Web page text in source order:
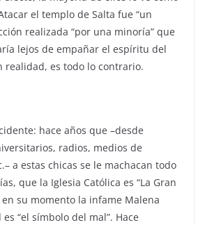
el templo de Salta fue “un
realizada “por una minoría” que
lejos de empañar el espíritu del
realidad, es todo lo contrario.
hace años que –desde
radios, medios de
a estas chicas se le machacan todo
que la Iglesia Católica es “La Gran
en su momento la infame Malena
“el símbolo del mal”. Hace